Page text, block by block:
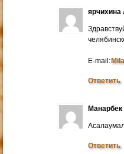
E-mail:
Ответить
Манарбек
Ответить